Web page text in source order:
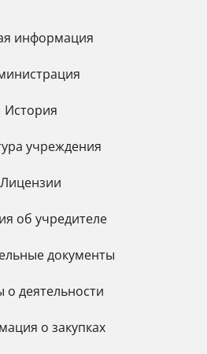
информация
История
учреждения
Лицензии
об учредителе
документы
о деятельности
о закупках